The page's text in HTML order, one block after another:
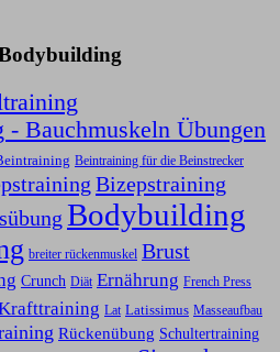
- Bauchmuskeln Übungen
Beintraining für die Beinstrecker
Bizepstraining
Bodybuilding
breiter rückenmuskel Brust
Crunch Diät Ernährung French Press
Lat Latissimus Masseaufbau
Rückenübung Schultertraining